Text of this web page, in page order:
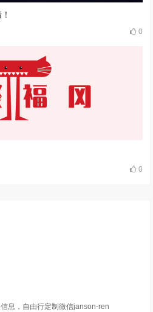
0
0
息，自由行定制微信janson-ren